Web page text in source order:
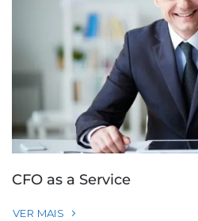
CFO as a Service
VER MAIS